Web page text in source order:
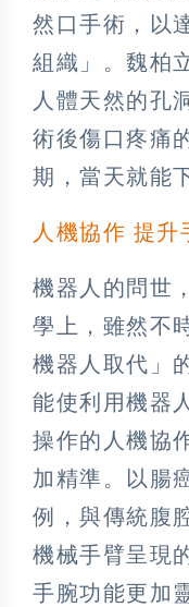
然口手術，以
組織」。魏柏
人體天然的孔
術後傷口疼痛
期，當天就能
人機協作 提升
機器人的問世
學上，雖然不
機器人取代」
能使利用機器
操作的人機協
加精準。以腸
例，與傳統腹
機械手臂呈現
手腕功能更加